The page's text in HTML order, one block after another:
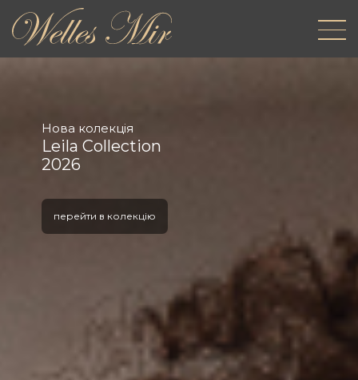
Нова колекція
Leila Collection
2026
перейти в колекцію